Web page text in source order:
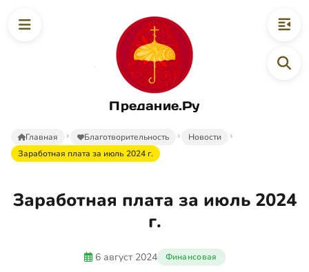
Предание.Ру
Главная Благотворительность
Новости
Заработная плата за июль 2024 г.
Заработная плата за июль 2024
г.
6 август 2024 Финансовая